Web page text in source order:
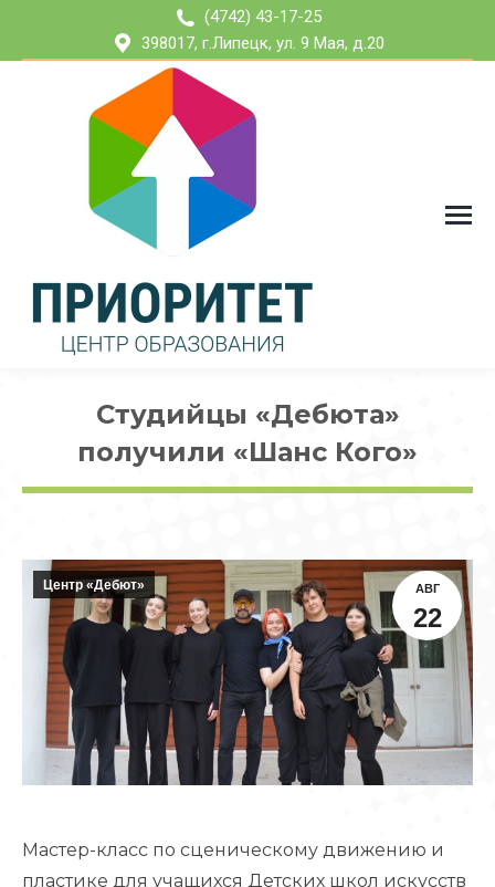
(4742) 43-17-25
398017, г.Липецк, ул. 9 Мая, д.20
Студийцы «Дебюта»
получили «Шанс Кого»
АВГ
22
Центр «Дебют»
Мастер-класс по сценическому движению и
пластике для учащихся Детских школ искусств